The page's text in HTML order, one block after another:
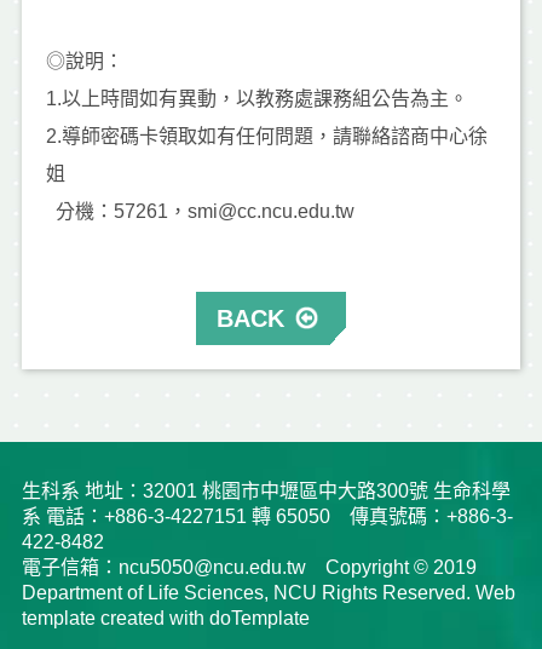
◎說明：
1.以上時間如有異動，以教務處課務組公告為主。
2.導師密碼卡領取如有任何問題，請聯絡諮商中心徐
姐
分機：57261，smi@cc.ncu.edu.tw
BACK
生科系 地址：32001 桃園市中壢區中大路300號 生命科學
系 電話：+886-3-4227151 轉 65050 傳真號碼：+886-3-
422-8482
電子信箱：ncu5050@ncu.edu.tw Copyright © 2019
Department of Life Sciences, NCU Rights Reserved. Web
template created with doTemplate